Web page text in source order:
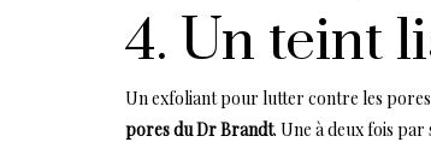
4. Un teint
Un exfoliant pour lutter contre les
pores du Dr Brandt. Une à deux fois